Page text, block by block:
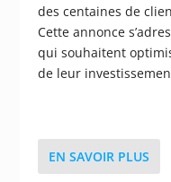
des centaines de
Cette annonce
qui souhaitent
de leur
EN SAVOIR PLUS